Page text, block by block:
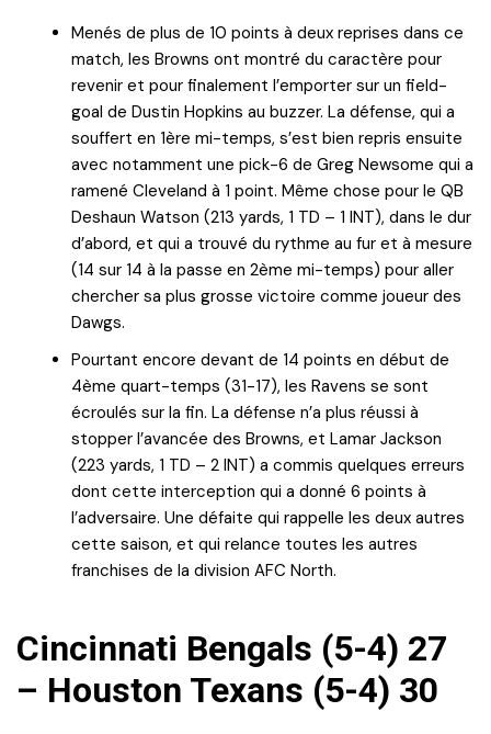
Menés de plus de 10 points à deux reprises dans ce
match, les Browns ont montré du caractère pour
revenir et pour finalement l’emporter sur un field-
goal de Dustin Hopkins au buzzer. La défense, qui a
souffert en 1ère mi-temps, s’est bien repris ensuite
avec notamment une pick-6 de Greg Newsome qui a
ramené Cleveland à 1 point. Même chose pour le QB
Deshaun Watson (213 yards, 1 TD – 1 INT), dans le dur
d’abord, et qui a trouvé du rythme au fur et à mesure
(14 sur 14 à la passe en 2ème mi-temps) pour aller
chercher sa plus grosse victoire comme joueur des
Dawgs.
Pourtant encore devant de 14 points en début de
4ème quart-temps (31-17), les Ravens se sont
écroulés sur la fin. La défense n’a plus réussi à
stopper l’avancée des Browns, et Lamar Jackson
(223 yards, 1 TD – 2 INT) a commis quelques erreurs
dont cette interception qui a donné 6 points à
l’adversaire. Une défaite qui rappelle les deux autres
cette saison, et qui relance toutes les autres
franchises de la division AFC North.
Cincinnati Bengals (5-4) 27
– Houston Texans (5-4) 30